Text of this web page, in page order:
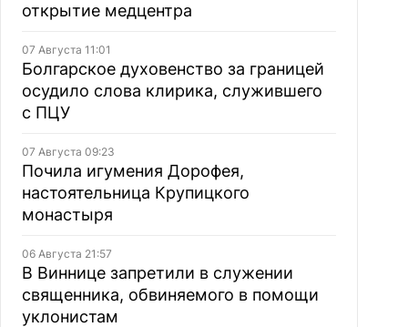
открытие медцентра
07 Августа 11:01
Болгарское духовенство за границей
осудило слова клирика, служившего
с ПЦУ
07 Августа 09:23
Почила игумения Дорофея,
настоятельница Крупицкого
монастыря
06 Августа 21:57
В Виннице запретили в служении
священника, обвиняемого в помощи
уклонистам